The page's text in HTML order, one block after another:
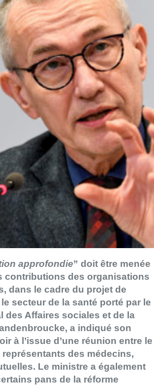
approfondie” doit être menée
contributions des organisations
dans le cadre du projet de
secteur de la santé porté par le
des Affaires sociales et de la
a indiqué son
à l’issue d’une réunion entre le
des médecins,
Le ministre a également
pans de la réforme